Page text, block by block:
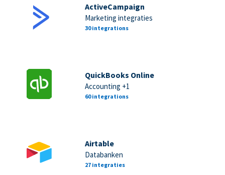
ActiveCampaign
Marketing integraties
30 integrations
QuickBooks Online
Accounting +1
60 integrations
Airtable
Databanken
27 integraties